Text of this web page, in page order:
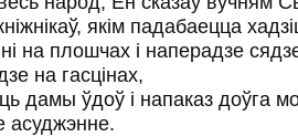
якім падабаецца
на плошчах і наперадзе
на гасцінах,
дамы ўдоў і напаказ доўга
асуджэнне.